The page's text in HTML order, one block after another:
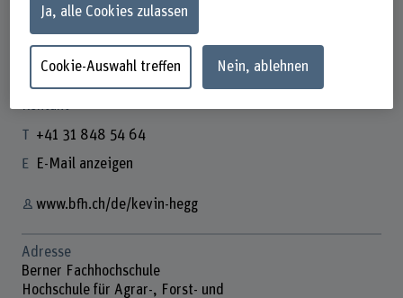
Kevin Hegg
+41 31 848 54 64
E-Mail anzeigen
www.bfh.ch/de/kevin-hegg
Adresse
Berner Fachhochschule
Hochschule für Agrar-, Forst- und
Ja, alle Cookies zulassen
Cookie-Auswahl treffen Nein, ablehnen